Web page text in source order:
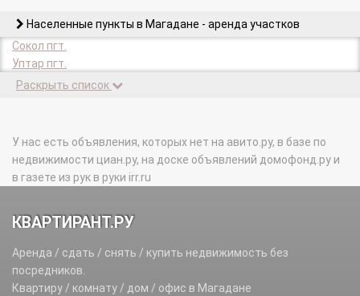
Населенные пункты в Магадане - аренда участков
Сокол пгт.
Уптар пгт.
Раскрыть список
У нас есть объявления, которых нет на авито.ру, в базе по
недвижимости циан.ру, на доске объявлений домофонд.ру и
в газете из рук в руки irr.ru
КВАРТИРАНТ.РУ
Аренда / сдать / снять / купить недвижимость без
посредников.
Квартиру / комнату / дом / офис в Магадане